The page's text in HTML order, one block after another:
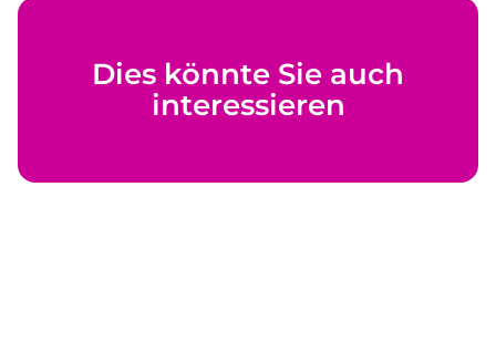
Dies könnte Sie auch
interessieren